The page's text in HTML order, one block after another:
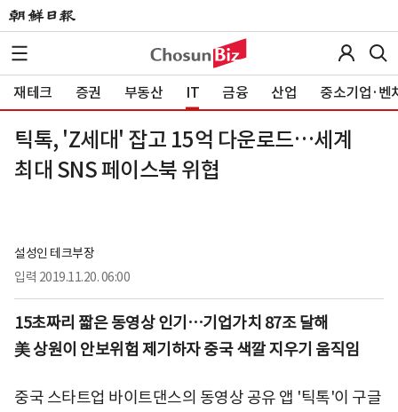
재테크 증권 부동산 IT 금융 산업 중소기업·벤
틱톡, 'Z세대' 잡고 15억 다운로드…세계
최대 SNS 페이스북 위협
설성인 테크부장
입력 2019.11.20. 06:00
15초짜리 짧은 동영상 인기…기업가치 87조 달해
美 상원이 안보위험 제기하자 중국 색깔 지우기 움직임
중국 스타트업 바이트댄스의 동영상 공유 앱 '틱톡'이 구글